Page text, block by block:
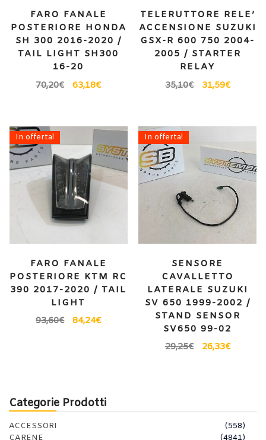
FARO FANALE
POSTERIORE HONDA
SH 300 2016-2020 /
TAIL LIGHT SH300
16-20
70,20€ 63,18€
TELERUTTORE RELE’
ACCENSIONE SUZUKI
GSX-R 600 750 2004-
2005 / STARTER
RELAY
35,10€ 31,59€
In offerta!
FARO FANALE
POSTERIORE KTM RC
390 2017-2020 / TAIL
LIGHT
93,60€ 84,24€
In offerta!
SENSORE
CAVALLETTO
LATERALE SUZUKI
SV 650 1999-2002 /
STAND SENSOR
SV650 99-02
29,25€ 26,33€
Categorie Prodotti
ACCESSORI
(558)
CARENE
(4841)